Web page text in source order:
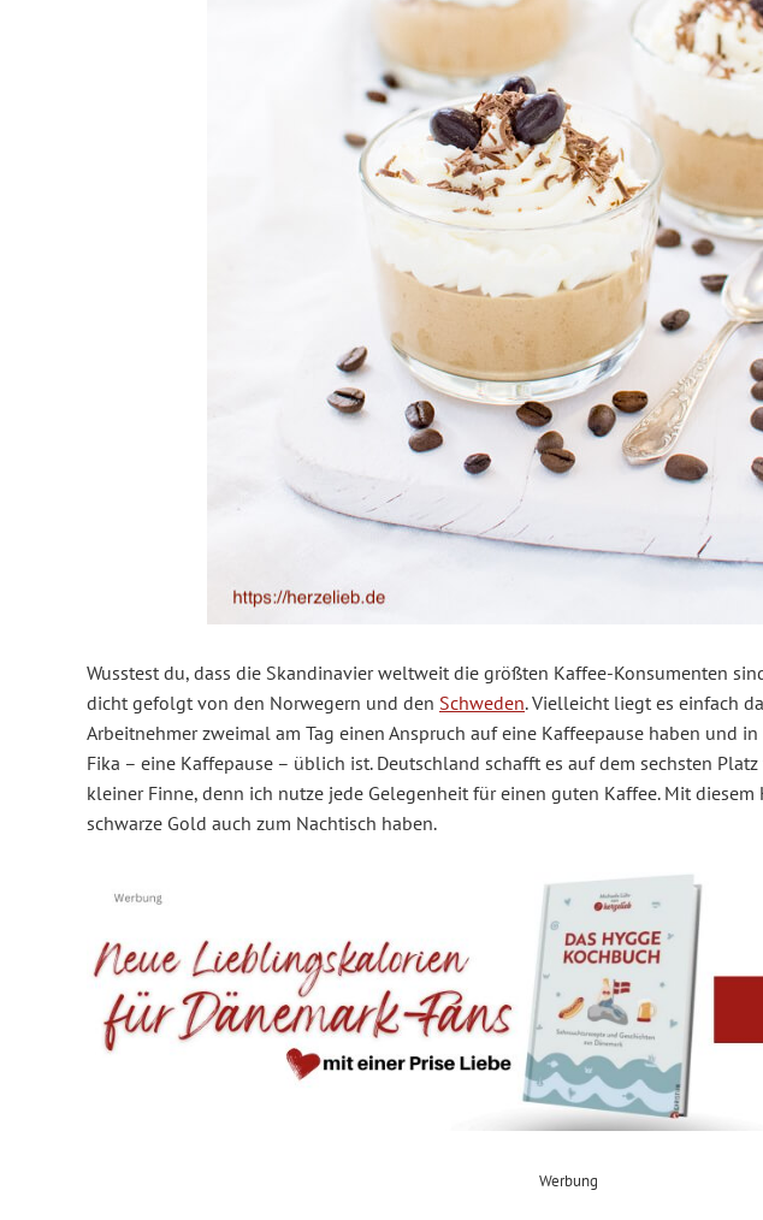
Wusstest du, dass die Skandinavier weltweit die größten Kaffee-Konsumenten
dicht gefolgt von den Norwegern und den Schweden. Vielleicht liegt es einfach
Arbeitnehmer zweimal am Tag einen Anspruch auf eine Kaffeepause haben und
Fika – eine Kaffepause – üblich ist. Deutschland schafft es auf dem sechsten
kleiner Finne, denn ich nutze jede Gelegenheit für einen guten Kaffee. Mit diesem
schwarze Gold auch zum Nachtisch haben.
Werbung